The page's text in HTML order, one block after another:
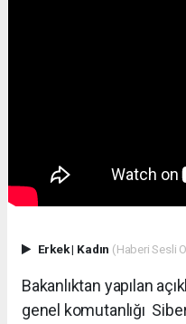
Erkek| Kadın (Haberi Sesli
Bakanlıktan yapılan
genel komutanlığı